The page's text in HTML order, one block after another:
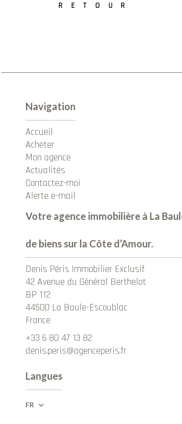
RETOUR
Navigation
Accueil
Acheter
Mon agence
Actualités
Contactez-moi
Alerte e-mail
Votre agence immobilière à La
de biens sur la Côte d’Amour.
Denis Péris Immobilier Exclusif
42 Avenue du Général Berthelot
BP 112
44500 La Baule-Escoublac
France
+33 6 80 47 13 82
denis.peris@agenceperis.fr
Langues
FR